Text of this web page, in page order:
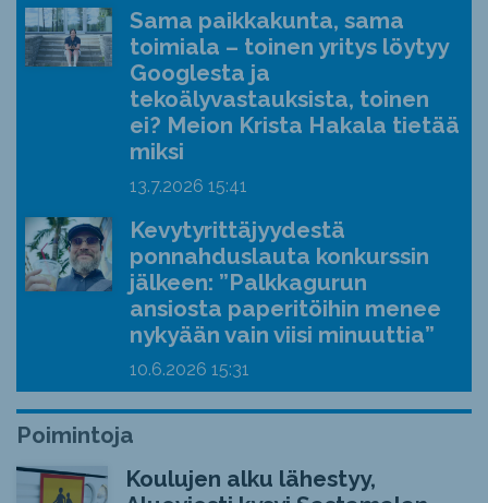
Sama paikkakunta, sama
toimiala – toinen yritys löytyy
Googlesta ja
tekoälyvastauksista, toinen
ei? Meion Krista Hakala tietää
miksi
13.7.2026 15:41
Kevytyrittäjyydestä
ponnahduslauta konkurssin
jälkeen: ”Palkkagurun
ansiosta paperitöihin menee
nykyään vain viisi minuuttia”
10.6.2026 15:31
Poimintoja
Koulujen alku lähestyy,